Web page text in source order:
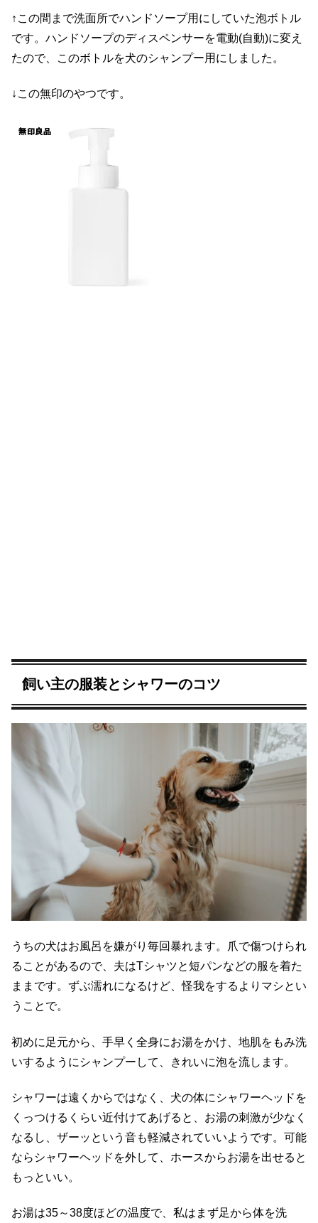
↑この間まで洗面所でハンドソープ用にしていた泡ボトル
です。ハンドソープのディスペンサーを電動(自動)に変え
たので、このボトルを犬のシャンプー用にしました。
↓この無印のやつです。
飼い主の服装とシャワーのコツ
うちの犬はお風呂を嫌がり毎回暴れます。爪で傷つけられ
ることがあるので、夫はTシャツと短パンなどの服を着た
ままです。ずぶ濡れになるけど、怪我をするよりマシとい
うことで。
初めに足元から、手早く全身にお湯をかけ、地肌をもみ洗
いするようにシャンプーして、きれいに泡を流します。
シャワーは遠くからではなく、犬の体にシャワーヘッドを
くっつけるくらい近付けてあげると、お湯の刺激が少なく
なるし、ザーッという音も軽減されていいようです。可能
ならシャワーヘッドを外して、ホースからお湯を出せると
もっといい。
お湯は35～38度ほどの温度で、私はまず足から体を洗